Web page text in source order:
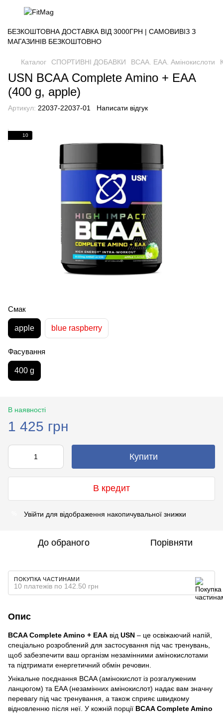
БЕЗКОШТОВНА ДОСТАВКА ВІД 3000ГРН | САМОВИВІЗ З
МАГАЗИНІВ БЕЗКОШТОВНО
Каталог СПОРТИВНІ ДОБАВКИ BCAA. EAA. Амінокислоти
USN BCAA Complete Amino + EAA
(400 g, apple)
Артикул: 22037-22037-01 Написати відгук
10
Смак
apple blue raspberry
Фасування
400 g
В наявності
1 425 грн
Купити
В кредит
Увійти для відображення накопичувальної знижки
До обраного Порівняти
ПОКУПКА ЧАСТИНАМИ
10 платежів по 142.50 грн
Опис
BCAA Complete Amino + EAA від USN – це освіжаючий напій,
спеціально розроблений для застосування під час тренувань,
щоб забезпечити ваш організм незамінними амінокислотами
та підтримати енергетичний обмін речовин.
Унікальне поєднання BCAA (амінокислот із розгалуженим
ланцюгом) та EAA (незамінних амінокислот) надає вам значну
перевагу під час тренування, а також сприяє швидкому
відновленню після неї. У кожній порції BCAA Complete Amino